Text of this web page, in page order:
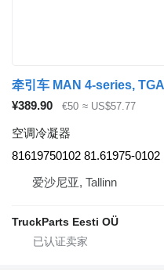
¥389.90 €50 ≈ US$57.77
空调冷凝器
81619750102 81.61975-0102
爱沙尼亚, Tallinn
TruckParts Eesti OÜ